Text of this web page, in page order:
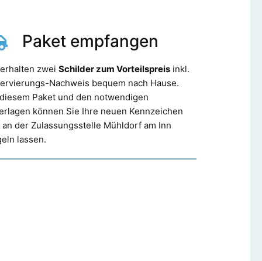
Paket empfangen
zwei Schilder zum Vorteilspreisinkl.
Nachweis bequem nach Hause.
Paket und den notwendigen
können Sie Ihre neuen Kennzeichen
an der Zulassungsstelle Mühldorf am Inn
lassen.